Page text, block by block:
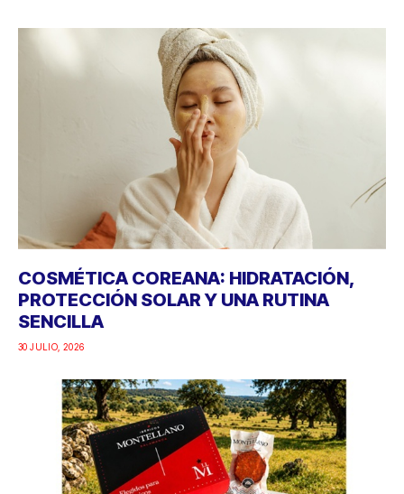
COSMÉTICA COREANA: HIDRATACIÓN,
PROTECCIÓN SOLAR Y UNA RUTINA
SENCILLA
30 JULIO, 2026